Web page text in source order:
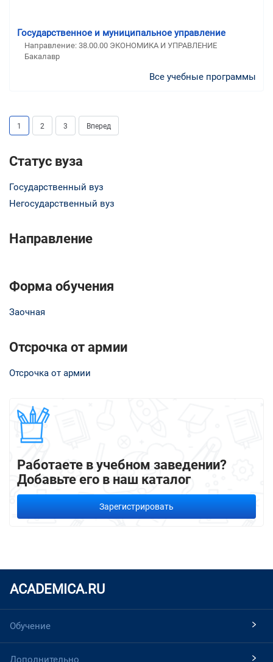
Государственное и муниципальное управление
Направление: 38.00.00 ЭКОНОМИКА И УПРАВЛЕНИЕ
Бакалавр
Все учебные программы
1 2 3 Вперед
Статус вуза
Государственный вуз
Негосударственный вуз
Направление
Форма обучения
Заочная
Отсрочка от армии
Отсрочка от армии
Работаете в учебном заведении?
Добавьте его в наш каталог
Зарегистрировать
ACADEMICA.RU
Обучение
Дополнительно